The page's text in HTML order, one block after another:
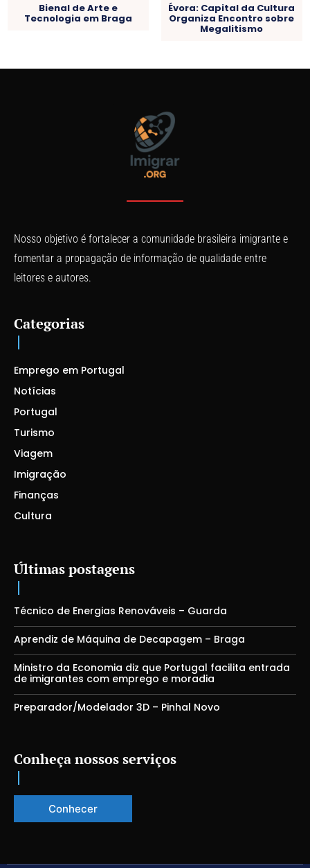
Bienal de Arte e
Tecnologia em Braga
Évora: Capital da Cultura
Organiza Encontro sobre
Megalitismo
Nosso objetivo é fortalecer a comunidade brasileira imigrante e
fomentar a propagação de informação de qualidade entre
leitores e autores.
Categorias
Emprego em Portugal
Notícias
Portugal
Turismo
Viagem
Imigração
Finanças
Cultura
Últimas postagens
Técnico de Energias Renováveis – Guarda
Aprendiz de Máquina de Decapagem – Braga
Ministro da Economia diz que Portugal facilita entrada
de imigrantes com emprego e moradia
Preparador/Modelador 3D – Pinhal Novo
Conheça nossos serviços
Conhecer